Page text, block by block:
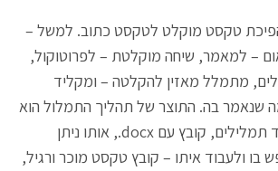
טקסט מוקלט לטקסט כתוב. למשל –
– למאמר, שיחה מוקלטת – לפרוטוקול,
מתמלל מאזין להקלטה – ומקליד
שנאמר בה. התוצר של תהליך התמלול הוא
קובץ טקסט ממעבד תמלילים, קובץ עם docx., אותו ניתן
בו ולעבוד איתו – קובץ טקסט מוכר ורגיל,